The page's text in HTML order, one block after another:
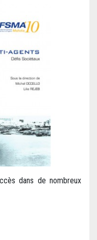
dans de nombreux